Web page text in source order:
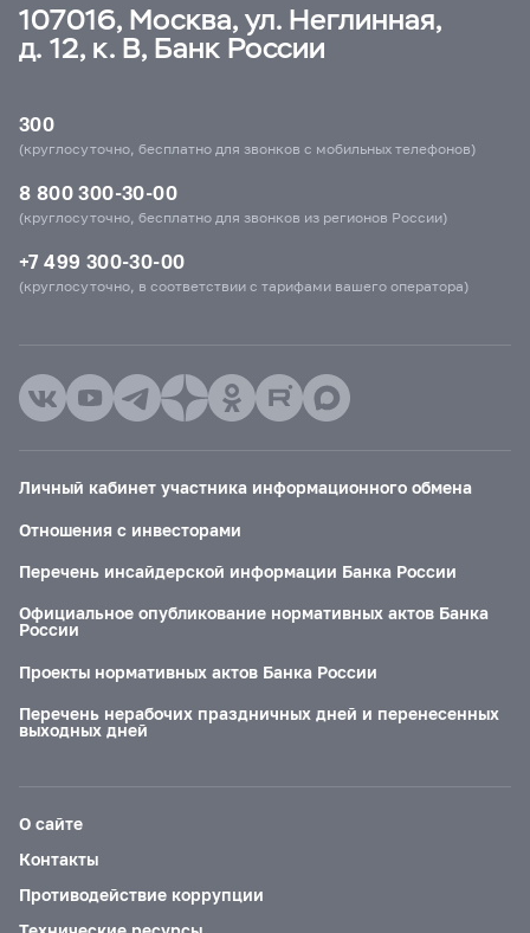
107016, Москва, ул. Неглинная,
д. 12, к. В, Банк России
300
(круглосуточно, бесплатно для звонков с мобильных телефонов)
8 800 300-30-00
(круглосуточно, бесплатно для звонков из регионов России)
+7 499 300-30-00
(круглосуточно, в соответствии с тарифами вашего оператора)
Личный кабинет участника информационного обмена
Отношения с инвесторами
Перечень инсайдерской информации Банка России
Официальное опубликование нормативных актов Банка
России
Проекты нормативных актов Банка России
Перечень нерабочих праздничных дней и перенесенных
выходных дней
О сайте
Контакты
Противодействие коррупции